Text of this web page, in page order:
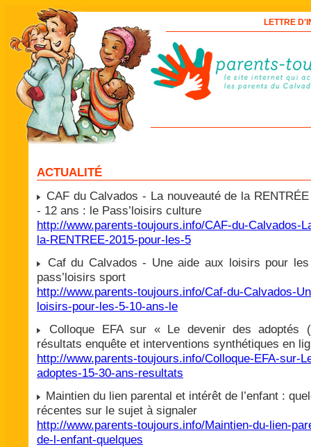
LETTRE
ACTUALITÉ
CAF du Calvados - La nouveauté de la
- 12 ans : le Pass’loisirs culture
http://www.parents-toujours.info/CAF-du-Calvados-
la-RENTREE-2015-pour-les-5
Caf du Calvados - Une aide aux loisirs pour
pass’loisirs sport
http://www.parents-toujours.info/Caf-du-Calvados-
loisirs-pour-les-5-10-ans-le
Colloque EFA sur « Le devenir des adoptés
résultats enquête et interventions synthétiques en
http://www.parents-toujours.info/Colloque-EFA-sur-
adoptes-15-30-ans-resultats
Maintien du lien parental et intérêt de l’enfant :
récentes sur le sujet à signaler
http://www.parents-toujours.info/Maintien-du-lien-
de-l-enfant-quelques